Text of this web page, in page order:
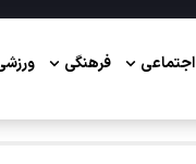
اجتماعی فرهنگی